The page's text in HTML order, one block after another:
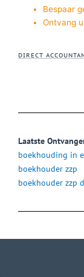
Bespaar
Ontvang
DIRECT
Laatste
boekhouding in
boekhouder zzp
boekhouder zzp